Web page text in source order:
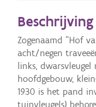
Beschrijving
Zogenaamd "Hof
acht/negen
links,
hoofdgebouw,
1930 is het pand
tuinvleugels)